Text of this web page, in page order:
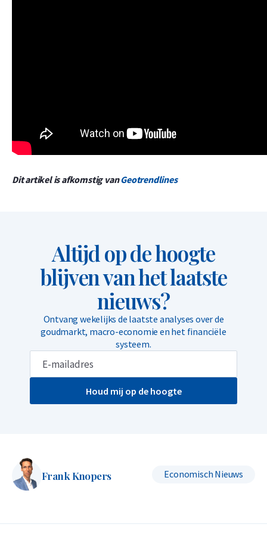
Dit artikel is afkomstig vanGeotrendlines
Altijd op de hoogte
blijven van het laatste
nieuws?
Ontvang wekelijks de laatste analyses over de
goudmarkt, macro-economie en het financiële
systeem.
Houd mij op de hoogte
Frank Knopers Economisch Nieuws